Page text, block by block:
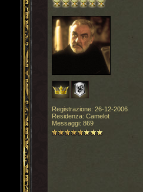
Registrazione: 26-12-2006
Residenza: Camelot
Messaggi: 869